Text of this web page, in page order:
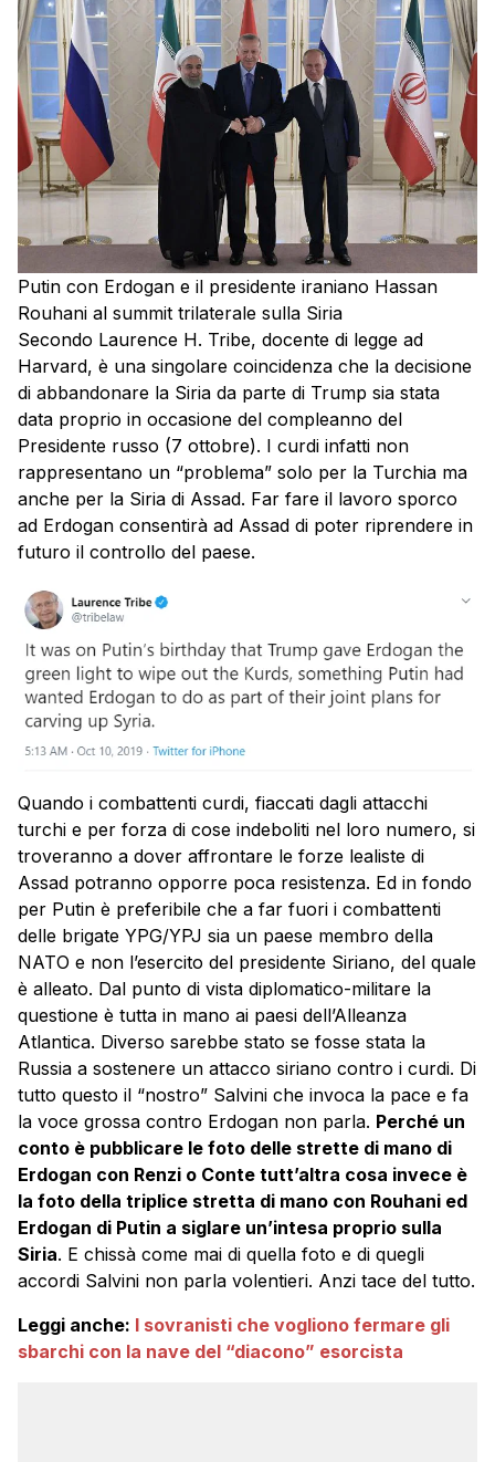
Putin con Erdogan e il presidente iraniano Hassan
Rouhani al summit trilaterale sulla Siria
Secondo Laurence H. Tribe, docente di legge ad
Harvard, è una singolare coincidenza che la decisione
di abbandonare la Siria da parte di Trump sia stata
data proprio in occasione del compleanno del
Presidente russo (7 ottobre). I curdi infatti non
rappresentano un “problema” solo per la Turchia ma
anche per la Siria di Assad. Far fare il lavoro sporco
ad Erdogan consentirà ad Assad di poter riprendere in
futuro il controllo del paese.
Quando i combattenti curdi, fiaccati dagli attacchi
turchi e per forza di cose indeboliti nel loro numero, si
troveranno a dover affrontare le forze lealiste di
Assad potranno opporre poca resistenza. Ed in fondo
per Putin è preferibile che a far fuori i combattenti
delle brigate YPG/YPJ sia un paese membro della
NATO e non l’esercito del presidente Siriano, del quale
è alleato. Dal punto di vista diplomatico-militare la
questione è tutta in mano ai paesi dell’Alleanza
Atlantica. Diverso sarebbe stato se fosse stata la
Russia a sostenere un attacco siriano contro i curdi. Di
tutto questo il “nostro” Salvini che invoca la pace e fa
la voce grossa contro Erdogan non parla. Perché un
conto è pubblicare le foto delle strette di mano di
Erdogan con Renzi o Conte tutt’altra cosa invece è
la foto della triplice stretta di mano con Rouhani ed
Erdogan di Putin a siglare un’intesa proprio sulla
Siria. E chissà come mai di quella foto e di quegli
accordi Salvini non parla volentieri. Anzi tace del tutto.
Leggi anche: I sovranisti che vogliono fermare gli
sbarchi con la nave del “diacono” esorcista